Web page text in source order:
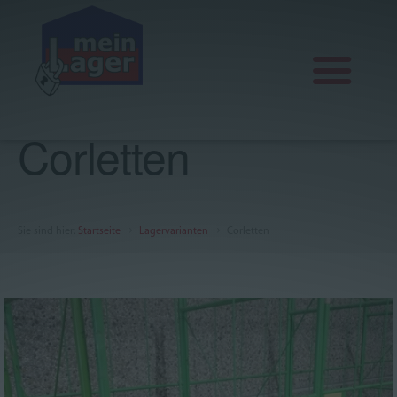
Aktuelles
Office, Praxis und Seminar
Corletten
Startseite Lagervarianten